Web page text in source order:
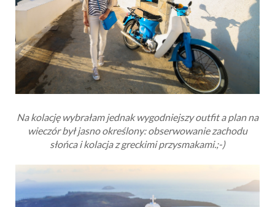
Na kolację wybrałam jednak wygodniejszy outfit aplan na
wieczór był jasno określony: obserwowanie zachodu
słońca i kolacja z greckimi przysmakami.;-)